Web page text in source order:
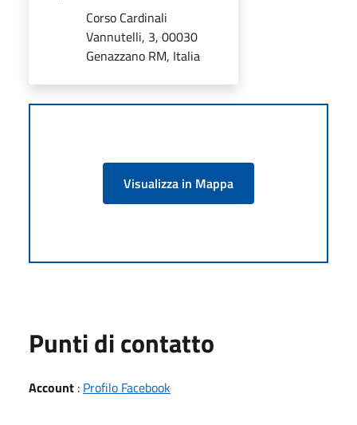
Corso Cardinali
Vannutelli, 3, 00030
Genazzano RM, Italia
Visualizza in Mappa
Punti di contatto
Account : Profilo Facebook